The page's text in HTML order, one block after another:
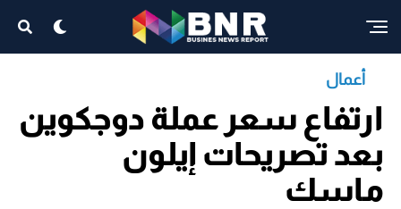
أعمال
ارتفاع سعر عملة دوجكوين
بعد تصريحات إيلون
ماسك